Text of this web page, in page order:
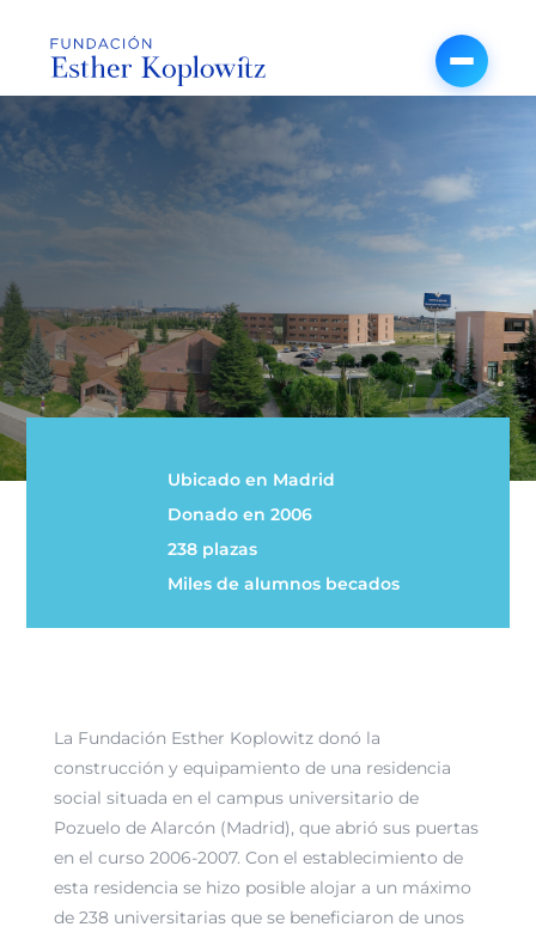
Colegio Mayor
Universitario Francisco de
Vitoria
Ubicado en Madrid
Donado en 2006
238 plazas
Miles de alumnos becados
La Fundación Esther Koplowitz donó la
construcción y equipamiento de una residencia
social situada en el campus universitario de
Pozuelo de Alarcón (Madrid), que abrió sus puertas
en el curso 2006-2007. Con el establecimiento de
esta residencia se hizo posible alojar a un máximo
de 238 universitarias que se beneficiaron de unos